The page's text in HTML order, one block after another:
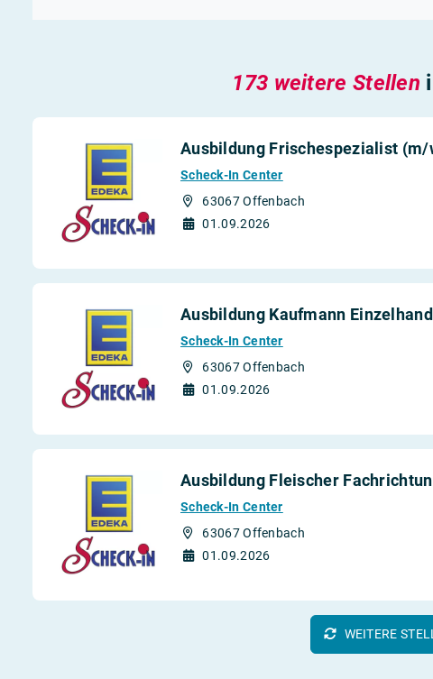
173 weitere Stellen
Ausbildung Frischespezialist (m/
Scheck-In Center
63067 Offenbach
01.09.2026
Ausbildung Kaufmann
Scheck-In Center
63067 Offenbach
01.09.2026
Ausbildung Fleischer
Scheck-In Center
63067 Offenbach
01.09.2026
WEITERE